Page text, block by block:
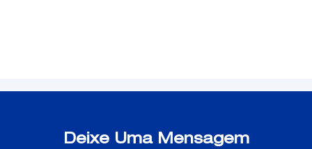
Deixe Uma Mensagem